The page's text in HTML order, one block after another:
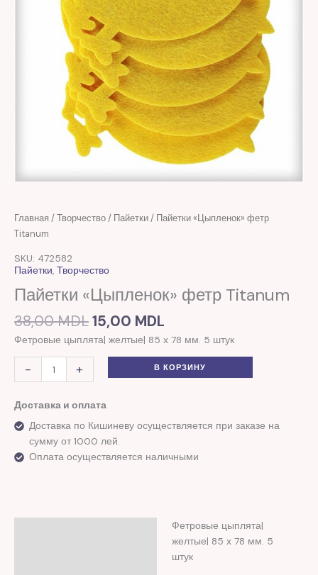
Главная /Творчество/ Пайетки/ Пайетки «Цыпленок» фетр
Titanum
SKU: 472582
Пайетки, Творчество
Пайетки «Цыпленок» фетр Titanum
38,00MDL
Первоначальная
38,00 MDL.
15,00 MDL
Текущая
Фетровые цыплята| желтые| 85 х 78 мм. 5 штук
-
Количество
товара
"Цыпленок"
Titanum
+ В КОРЗИНУ
Доставка и оплата
Доставка по Кишиневу осуществляется при заказе на
сумму от 1000 лей.
Оплата осуществляется наличными
Фетровые цыплята|
желтые| 85 х 78 мм. 5
штук